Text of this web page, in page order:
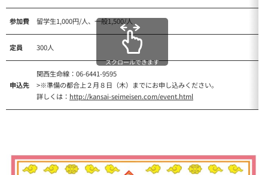
参加費 留学生1,000円/人、一般1,500/人
定員 300人
申込先
関西生命線：06-6441-9595
>※準備の都合上２月８日（木）までにお申し込みください。
詳しくは： http://kansai-seimeisen.com/event.html
スクロールできます